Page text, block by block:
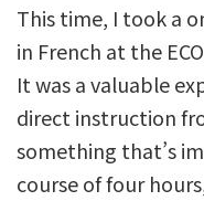
This time, I took a
in French at the
It was a valuable
direct instruction
something that’s
course of four